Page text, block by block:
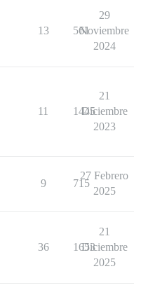
13 561
29
Noviembre
2024
11 1445
21
Diciembre
2023
9 715
27 Febrero
2025
36 1653
21
Diciembre
2025